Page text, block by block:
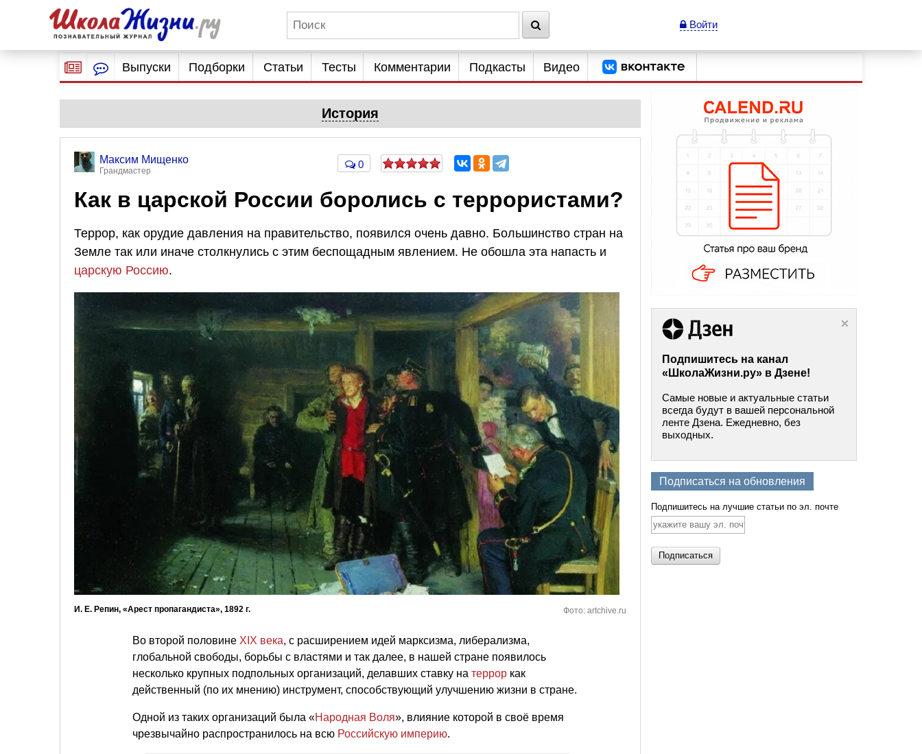
Войти
Выпуски Подборки Статьи Тесты Комментарии Подкасты Видео
История
Максим Мищенко
Грандмастер
0
Как в царской России боролись с террористами?
Террор, как орудие давления на правительство, появился очень давно. Большинство стран на
Земле так или иначе столкнулись с этим беспощадным явлением. Не обошла эта напасть и
царскую Россию.
И. Е. Репин, «Арест пропагандиста», 1892 г. Фото: artchive.ru
Во второй половине ХIХ века, с расширением идей марксизма, либерализма,
глобальной свободы, борьбы с властями и так далее, в нашей стране появилось
несколько крупных подпольных организаций, делавших ставку на террор как
действенный (по их мнению) инструмент, способствующий улучшению жизни в стране.
Одной из таких организаций была «Народная Воля», влияние которой в своё время
чрезвычайно распространилось на всю Российскую империю.
Подпишитесь на канал
«ШколаЖизни.ру» в Дзене!
Самые новые и актуальные статьи
всегда будут в вашей персональной
ленте Дзена. Ежедневно, без
выходных.
Подписаться на обновления
Подпишитесь на лучшие статьи по эл. почте